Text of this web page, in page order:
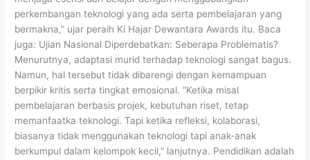
perkembangan teknologi yang ada serta pembelajaran yang
bermakna,” ujar peraih Ki Hajar Dewantara Awards itu. Baca
juga: Ujian Nasional Diperdebatkan: Seberapa Problematis?
Menurutnya, adaptasi murid terhadap teknologi sangat bagus.
Namun, hal tersebut tidak dibarengi dengan kemampuan
berpikir kritis serta tingkat emosional. “Ketika misal
pembelajaran berbasis projek, kebutuhan riset, tetap
memanfaatka teknologi. Tapi ketika refleksi, kolaborasi,
biasanya tidak menggunakan teknologi tapi anak-anak
berkumpul dalam kelompok kecil,” lanjutnya. Pendidikan adalah